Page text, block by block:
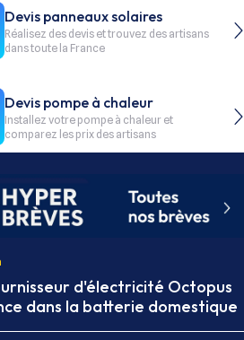
Devis panneaux solaires
Réalisez des devis et trouvez des artisans
dans toute la France
Devis pompe à chaleur
Installez votre pompe à chaleur et
comparez les prix des artisans
d'électricité Octopus
dans la batterie domestique